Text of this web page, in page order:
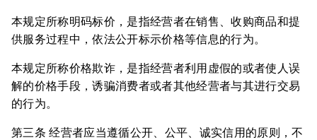
本规定所称明码标价，是指经营者在销售、收购商品和提
供服务过程中，依法公开标示价格等信息的行为。
本规定所称价格欺诈，是指经营者利用虚假的或者使人误
解的价格手段，诱骗消费者或者其他经营者与其进行交易
的行为。
第三条 经营者应当遵循公开、公平、诚实信用的原则，不